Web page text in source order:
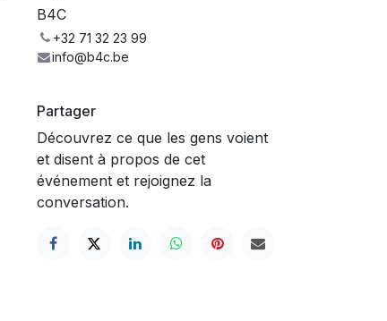
B4C
+32 71 32 23 99
info@b4c.be
Partager
Découvrez ce que les gens voient
et disent à propos de cet
événement et rejoignez la
conversation.